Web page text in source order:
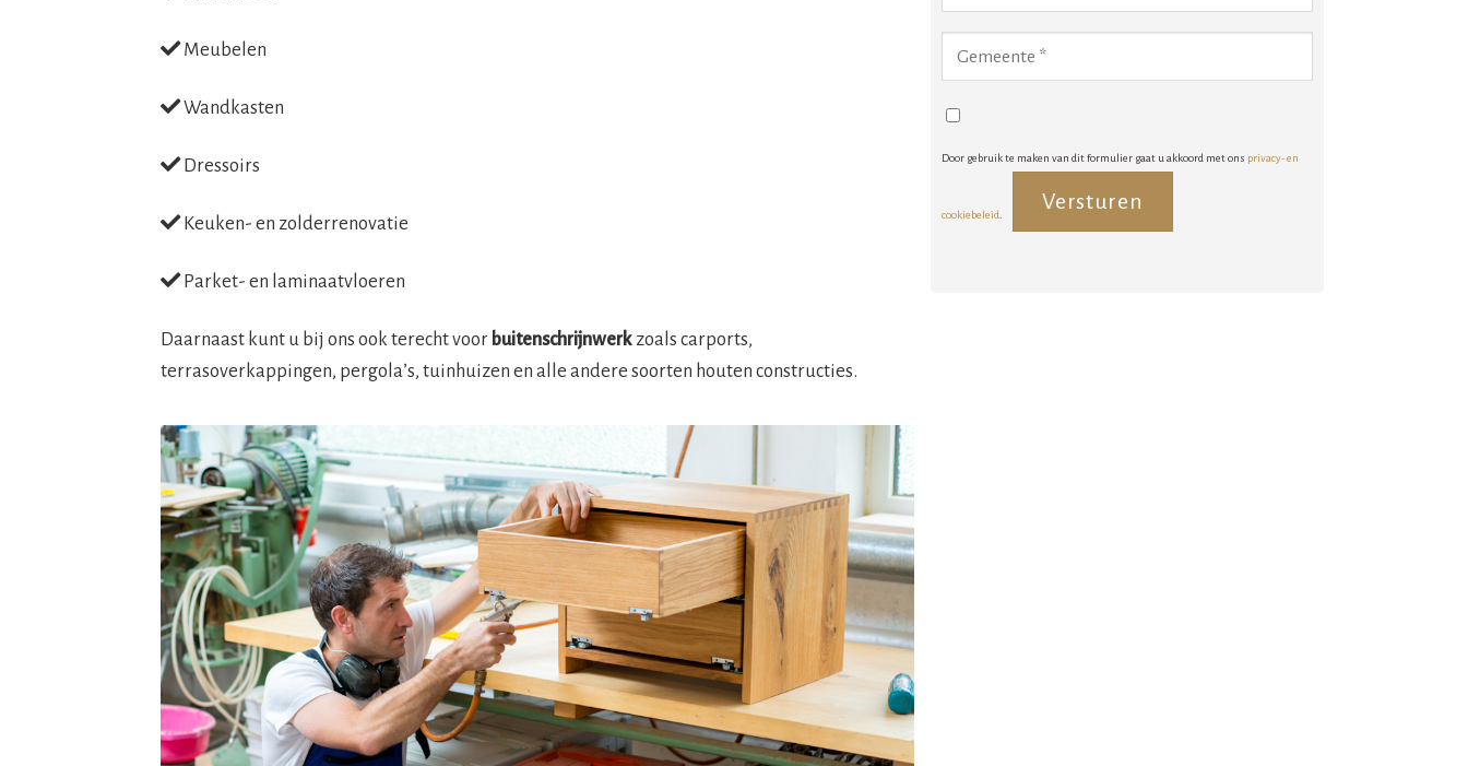
Meubelen
Wandkasten
Dressoirs
Keuken- en zolderrenovatie
Parket- en laminaatvloeren
Daarnaast kunt u bij ons ook terecht voor buitenschrijnwerk zoals carports,
terrasoverkappingen, pergola’s, tuinhuizen en alle andere soorten houten constructies.
Door gebruik te maken van dit formulier gaat u akkoord met ons privacy- en
cookiebeleid